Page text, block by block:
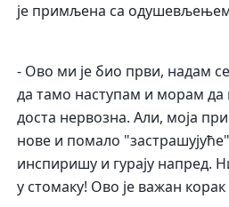
је примљена са
- Ово ми је био први, надам
да тамо наступам и морам
доста нервозна. Али, моја
нове и помало
инспиришу и гурају напред.
у стомаку! Ово је важан корак